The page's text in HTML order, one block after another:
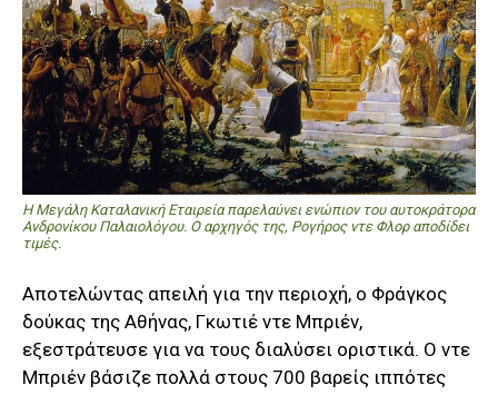
Η Μεγάλη Καταλανική Εταιρεία παρελαύνει ενώπιον του αυτοκράτορα
Ανδρονίκου Παλαιολόγου. Ο αρχηγός της, Ρογήρος ντε Φλορ αποδίδει
τιμές.
Αποτελώντας απειλή για την περιοχή, ο Φράγκος
δούκας της Αθήνας, Γκωτιέ ντε Μπριέν,
εξεστράτευσε για να τους διαλύσει οριστικά. Ο ντε
Μπριέν βάσιζε πολλά στους 700 βαρείς ιππότες